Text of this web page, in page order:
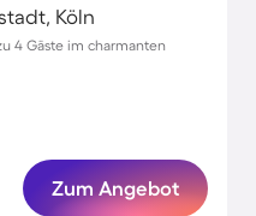
Köln
4 Gäste im charmanten
Zum Angebot